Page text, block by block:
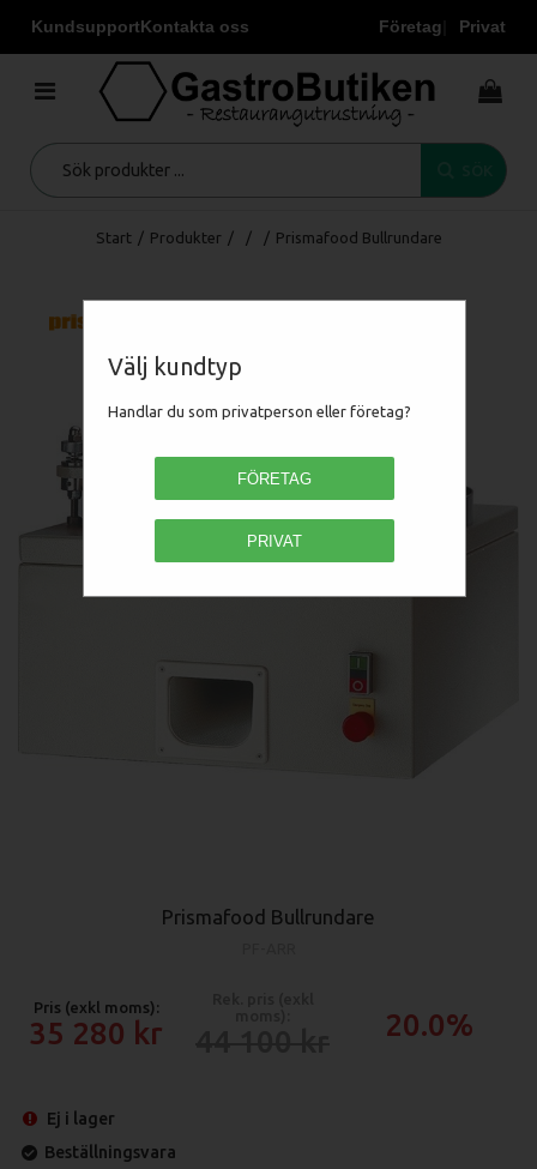
KundsupportKontakta oss Företag Privat
Välj kundtyp
Handlar du som privatperson eller företag?
FÖRETAG
PRIVAT
Start / Produkter / / / Prismafood Bullrundare
Prismafood Bullrundare
Pris (exkl moms):
35 280 20.0%
Ej i lager
Beställningsvara